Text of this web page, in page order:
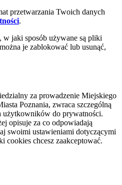
przetwarzania Twoich danych
.
w jaki sposób używane są pliki
je zablokować lub usunąć,
za prowadzenie Miejskiego
Poznania, zwraca szczególną
użytkowników do prywatności.
opisuje za co odpowiadają
swoimi ustawieniami dotyczącymi
chcesz zaakceptować.